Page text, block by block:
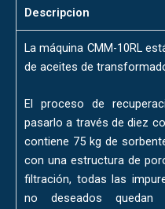
Descripcion
La máquina CMM-10RL
de aceites de
El proceso de
pasarlo a través de diez
contiene 75 kg de
con una estructura de
filtración, todas las
no deseados